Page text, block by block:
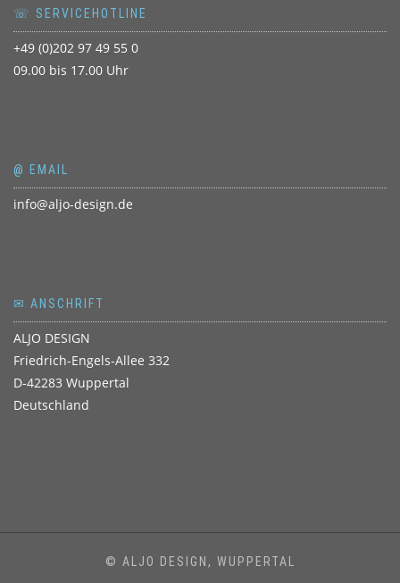
☏ SERVICEHOTLINE
+49 (0)202 97 49 55 0
09.00 bis 17.00 Uhr
@ EMAIL
info@aljo-design.de
✉ ANSCHRIFT
ALJO DESIGN
Friedrich-Engels-Allee 332
D-42283 Wuppertal
Deutschland
© ALJO DESIGN, WUPPERTAL